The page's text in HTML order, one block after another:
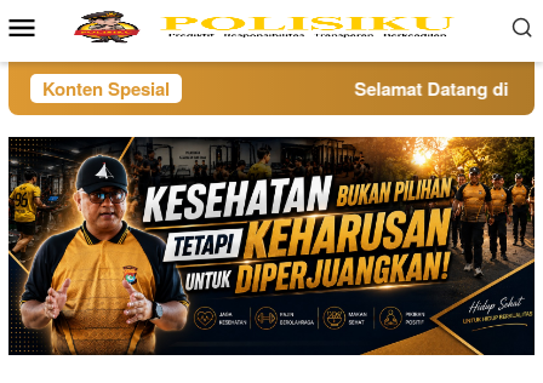
Menu
Mobile
Konten Spesial Selamat Datang di